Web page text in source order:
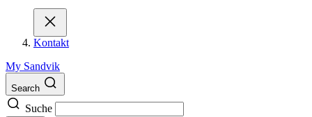
Kontakt
My Sandvik
Search
Suche